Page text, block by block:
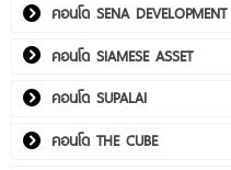
คอนโด SENA DEVELOPMENT
คอนโด SIAMESE ASSET
คอนโด SUPALAI
คอนโด THE CUBE